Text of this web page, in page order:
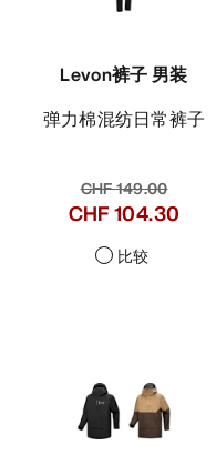
Levon裤子 男装
弹力棉混纺日常裤子
CHF 149.00
CHF 104.30
比较